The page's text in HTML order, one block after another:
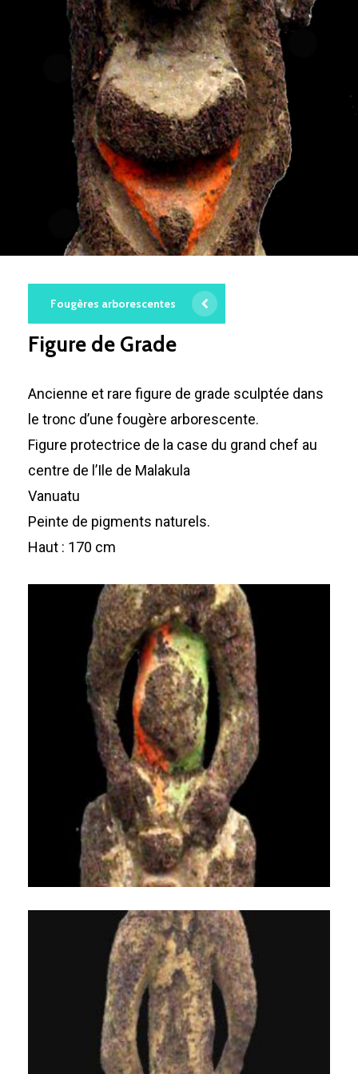
Fougères arborescentes
Figure de Grade
Ancienne et rare figure de grade sculptée dans
le tronc d’une fougère arborescente.
Figure protectrice de la case du grand chef au
centre de l’Ile de Malakula
Vanuatu
Peinte de pigments naturels.
Haut : 170 cm